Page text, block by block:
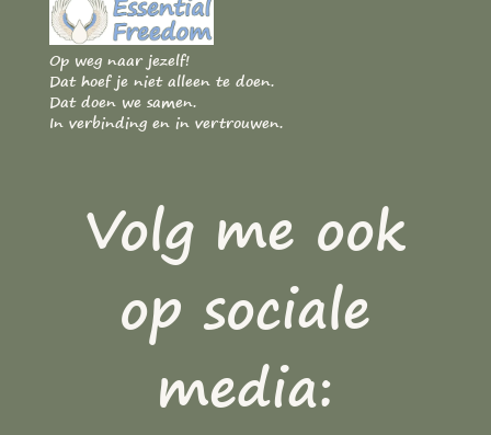
Op weg naar jezelf!
Dat hoef je niet alleen te doen.
Dat doen we samen.
In verbinding en in vertrouwen.
Volg me ook
op sociale
media: